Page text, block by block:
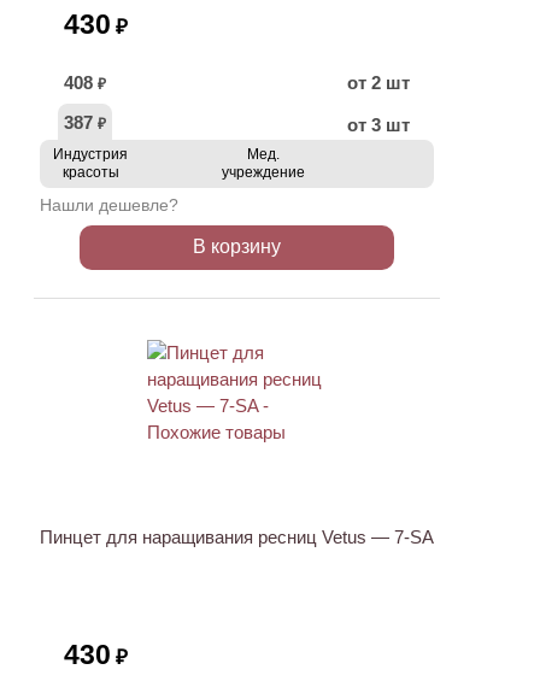
430 ₽
408 ₽
от 2 шт
387 ₽ от 3 шт
Индустрия
красоты
Мед.
учреждение
Нашли дешевле?
В корзину
Пинцет для наращивания ресниц Vetus — 7-SA
430 ₽